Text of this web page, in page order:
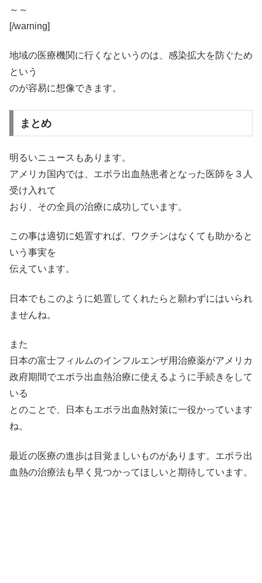
～～
[/warning]
地域の医療機関に行くなというのは、感染拡大を防ぐため
という
のが容易に想像できます。
まとめ
明るいニュースもあります。
アメリカ国内では、エボラ出血熱患者となった医師を３人
受け入れて
おり、その全員の治療に成功しています。
この事は適切に処置すれば、ワクチンはなくても助かると
いう事実を
伝えています。
日本でもこのように処置してくれたらと願わずにはいられ
ませんね。
また
日本の富士フィルムのインフルエンザ用治療薬がアメリカ
政府期間でエボラ出血熱治療に使えるように手続きをして
いる
とのことで、日本もエボラ出血熱対策に一役かっています
ね。
最近の医療の進歩は目覚ましいものがあります。エボラ出
血熱の治療法も早く見つかってほしいと期待しています。